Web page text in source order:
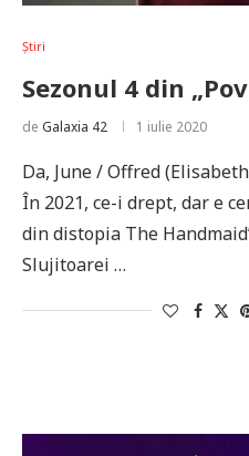
Știri
Sezonul 4 din
de Galaxia 42 1 iulie 2020
Da, June / Offred
În 2021, ce-i drept, dar e
din distopia The
Slujitoarei …